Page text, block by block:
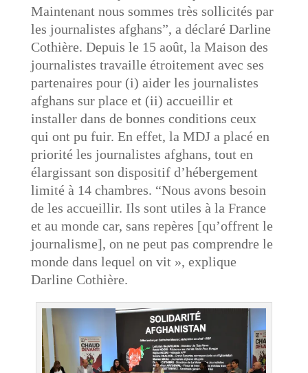
Maintenant nous sommes très sollicités par
les journalistes afghans”, a déclaré Darline
Cothière. Depuis le 15 août, la Maison des
journalistes travaille étroitement avec ses
partenaires pour (i) aider les journalistes
afghans sur place et (ii) accueillir et
installer dans de bonnes conditions ceux
qui ont pu fuir. En effet, la MDJ a placé en
priorité les journalistes afghans, tout en
élargissant son dispositif d’hébergement
limité à 14 chambres. “Nous avons besoin
de les accueillir. Ils sont utiles à la France
et au monde car, sans repères [qu’offrent le
journalisme], on ne peut pas comprendre le
monde dans lequel on vit », explique
Darline Cothière.